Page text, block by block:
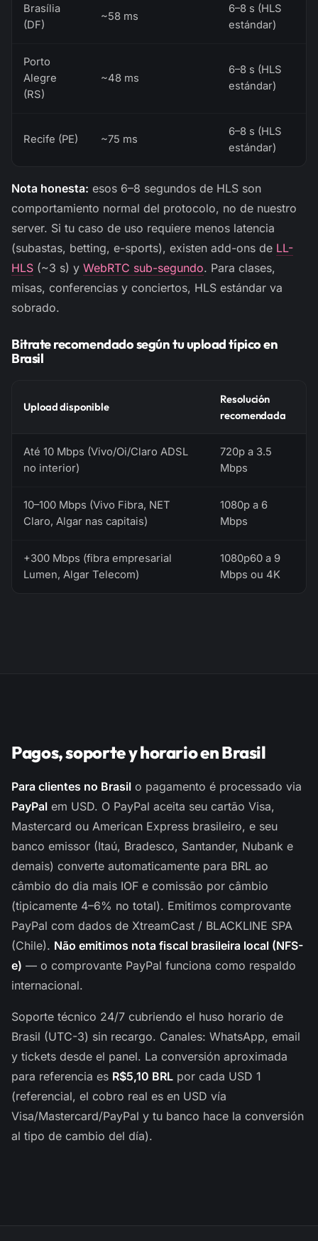
Brasília
(DF)
~58 ms
6–8 s (HLS
estándar)
Porto
Alegre
(RS)
~48 ms
6–8 s (HLS
estándar)
Recife (PE) ~75 ms
6–8 s (HLS
estándar)
Nota honesta: esos 6–8 segundos de HLS son
comportamiento normal del protocolo, no de nuestro
server. Si tu caso de uso requiere menos latencia
(subastas, betting, e-sports), existen add-ons de LL-
HLS (~3 s) y WebRTC sub-segundo. Para clases,
misas, conferencias y conciertos, HLS estándar va
sobrado.
Bitrate recomendado según tu upload típico en
Brasil
Upload disponible
Resolución
recomendada
Até 10 Mbps (Vivo/Oi/Claro ADSL
no interior)
720p a 3.5
Mbps
10–100 Mbps (Vivo Fibra, NET
Claro, Algar nas capitais)
1080p a 6
Mbps
+300 Mbps (fibra empresarial
Lumen, Algar Telecom)
1080p60 a 9
Mbps ou 4K
Pagos, soporte y horario en Brasil
Para clientes no Brasil o pagamento é processado via
PayPal em USD. O PayPal aceita seu cartão Visa,
Mastercard ou American Express brasileiro, e seu
banco emissor (Itaú, Bradesco, Santander, Nubank e
demais) converte automaticamente para BRL ao
câmbio do dia mais IOF e comissão por câmbio
(tipicamente 4–6% no total). Emitimos comprovante
PayPal com dados de XtreamCast / BLACKLINE SPA
(Chile). Não emitimos nota fiscal brasileira local (NFS-
e) — o comprovante PayPal funciona como respaldo
internacional.
Soporte técnico 24/7 cubriendo el huso horario de
Brasil (UTC-3) sin recargo. Canales: WhatsApp, email
y tickets desde el panel. La conversión aproximada
para referencia es R$5,10 BRL por cada USD 1
(referencial, el cobro real es en USD vía
Visa/Mastercard/PayPal y tu banco hace la conversión
al tipo de cambio del día).